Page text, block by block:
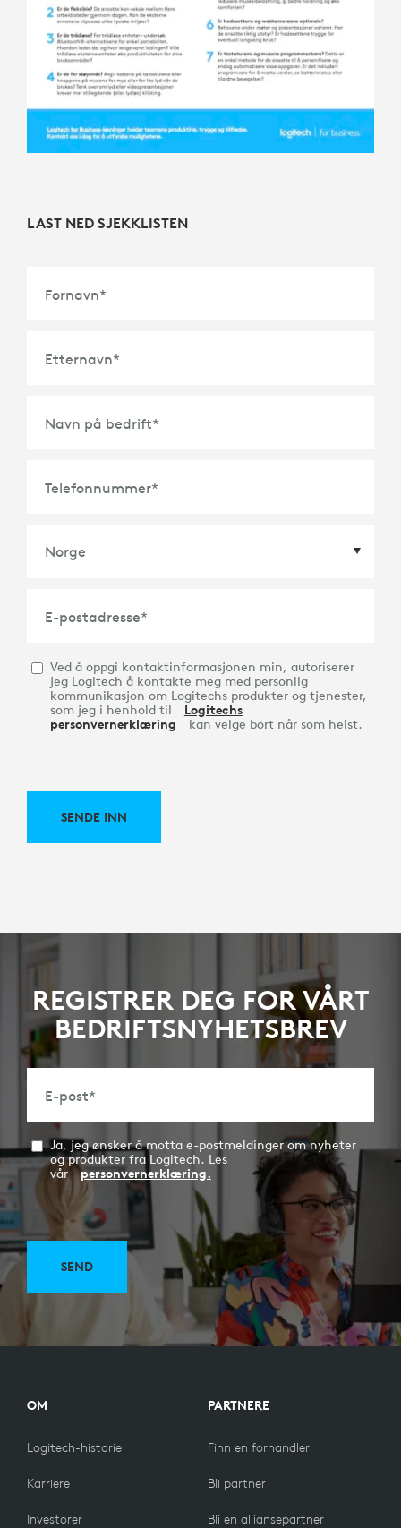
LAST NED SJEKKLISTEN
Fornavn*
Etternavn*
Navn på bedrift*
Telefonnummer*
E-postadresse*
Ved å oppgi kontaktinformasjonen min, autoriserer
jeg Logitech å kontakte meg med personlig
kommunikasjon om Logitechs produkter og tjenester,
som jeg i henhold til
Logitechs
personvernerklæring
kan velge bort når som helst.
SENDE INN
REGISTRER DEG FOR VÅRT
BEDRIFTSNYHETSBREV
E-post*
Ja, jeg ønsker å motta e-postmeldinger om nyheter
og produkter fra Logitech. Les
vår
personvernerklæring.
SEND
OM
Logitech-historie
Karriere
Investorer
PARTNERE
Finn en forhandler
Bli partner
Bli en alliansepartner